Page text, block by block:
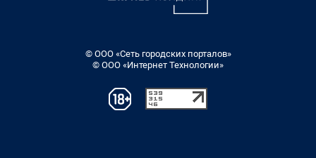
© ООО «Сеть городских порталов»
© ООО «Интернет Технологии»